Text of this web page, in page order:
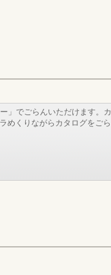
」でごらんいただけます。カ
めくりながらカタログをごら